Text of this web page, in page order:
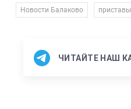
Новости Балаково приставы
ЧИТАЙТЕ НАШ